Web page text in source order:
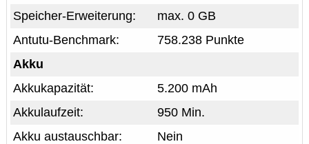
max. 0 GB
Speicher-Erweiterung:
758.238 Punkte
Antutu-Benchmark:
Akku
5.200 mAh
Akkukapazität:
950 Min.
Akkulaufzeit:
Nein
Akku austauschbar: